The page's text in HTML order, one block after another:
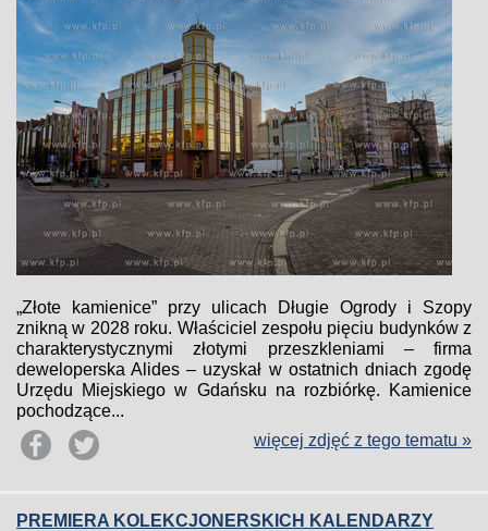
„Złote kamienice” przy ulicach Długie Ogrody i Szopy
znikną w 2028 roku. Właściciel zespołu pięciu budynków z
charakterystycznymi złotymi przeszkleniami – firma
deweloperska Alides – uzyskał w ostatnich dniach zgodę
Urzędu Miejskiego w Gdańsku na rozbiórkę. Kamienice
pochodzące...
więcej zdjęć z tego tematu »
PREMIERA KOLEKCJONERSKICH KALENDARZY